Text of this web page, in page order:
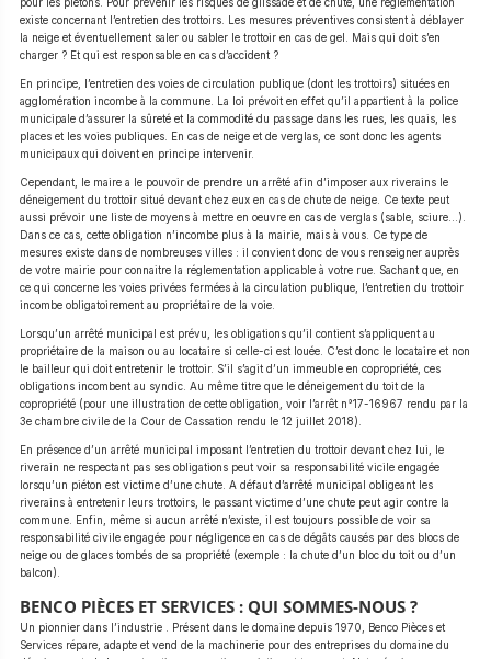
existe concernant l’entretien des trottoirs. Les mesures préventives consistent à déblayer
la neige et éventuellement saler ou sabler le trottoir en cas de gel. Mais qui doit s’en
charger ? Et qui est responsable en cas d’accident ?
En principe, l’entretien des voies de circulation publique (dont les trottoirs) situées en
agglomération incombe à la commune. La loi prévoit en effet qu’il appartient à la police
municipale d’assurer la sûreté et la commodité du passage dans les rues, les quais, les
places et les voies publiques. En cas de neige et de verglas, ce sont donc les agents
municipaux qui doivent en principe intervenir.
Cependant, le maire a le pouvoir de prendre un arrêté afin d’imposer aux riverains le
déneigement du trottoir situé devant chez eux en cas de chute de neige. Ce texte peut
aussi prévoir une liste de moyens à mettre en oeuvre en cas de verglas (sable, sciure…).
Dans ce cas, cette obligation n’incombe plus à la mairie, mais à vous. Ce type de
mesures existe dans de nombreuses villes : il convient donc de vous renseigner auprès
de votre mairie pour connaitre la réglementation applicable à votre rue. Sachant que, en
ce qui concerne les voies privées fermées à la circulation publique, l’entretien du trottoir
incombe obligatoirement au propriétaire de la voie.
Lorsqu’un arrêté municipal est prévu, les obligations qu’il contient s’appliquent au
propriétaire de la maison ou au locataire si celle-ci est louée. C’est donc le locataire et non
le bailleur qui doit entretenir le trottoir. S’il s’agit d’un immeuble en copropriété, ces
obligations incombent au syndic. Au même titre que le déneigement du toit de la
copropriété (pour une illustration de cette obligation, voir l’arrêt n°17-16967 rendu par la
3e chambre civile de la Cour de Cassation rendu le 12 juillet 2018).
En présence d’un arrêté municipal imposant l’entretien du trottoir devant chez lui, le
riverain ne respectant pas ses obligations peut voir sa responsabilité vicile engagée
lorsqu’un piéton est victime d’une chute. A défaut d’arrêté municipal obligeant les
riverains à entretenir leurs trottoirs, le passant victime d’une chute peut agir contre la
commune. Enfin, même si aucun arrêté n’existe, il est toujours possible de voir sa
responsabilité civile engagée pour négligence en cas de dégâts causés par des blocs de
neige ou de glaces tombés de sa propriété (exemple : la chute d’un bloc du toit ou d’un
balcon).
BENCO PIÈCES ET SERVICES : QUI SOMMES-NOUS ?
Un pionnier dans l’industrie . Présent dans le domaine depuis 1970, Benco Pièces et
Services répare, adapte et vend de la machinerie pour des entreprises du domaine du